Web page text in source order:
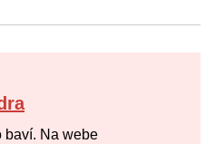
baví. Na webe